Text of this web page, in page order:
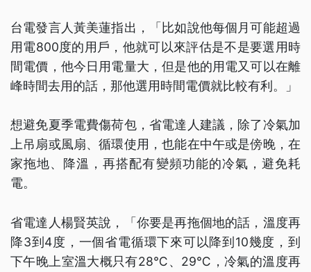
台電發言人黃美蓮指出，「比如說他每個月可能超過
用電800度的用戶，他就可以來評估是不是要選用時
間電價，他今日用電量大，但是他的用電又可以在離
峰時間去用的話，那他選用時間電價就比較有利。」
想避免夏季電費傷荷包，省電達人建議，除了冷氣加
上吊扇或風扇、循環使用，也能在中午或是傍晚，在
家拖地、降溫，再搭配有變頻功能的冷氣，避免耗
電。
省電達人楊賢英說，「你要是再拖個地的話，溫度再
降3到4度，一個省電循環下來可以降到10幾度，到
下午晚上室溫大概只有28℃、29℃，冷氣的溫度再